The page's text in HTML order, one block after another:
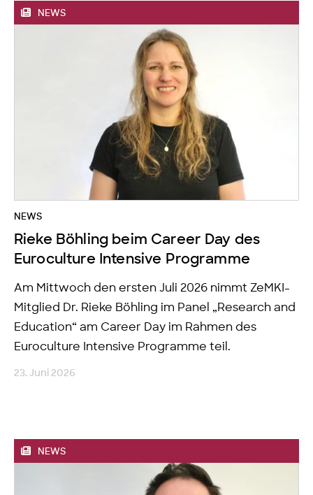
NEWS
NEWS
Rieke Böhling beim Career Day des
Euroculture Intensive Programme
Am Mittwoch den ersten Juli 2026 nimmt ZeMKI-
Mitglied Dr. Rieke Böhling im Panel „Research and
Education“ am Career Day im Rahmen des
Euroculture Intensive Programme teil.
23. Juni 2026
NEWS